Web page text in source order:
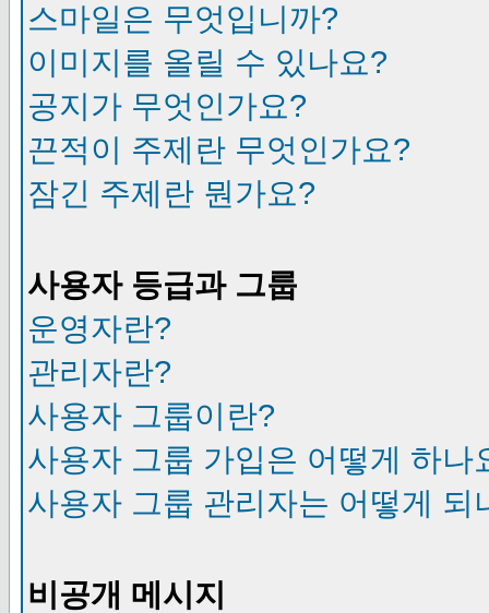
스마일은 무엇입니까?
이미지를 올릴 수 있나요?
공지가 무엇인가요?
끈적이 주제란 무엇인가요?
잠긴 주제란 뭔가요?
사용자 등급과 그룹
운영자란?
관리자란?
사용자 그룹이란?
사용자 그룹 가입은 어떻게 하나
사용자 그룹 관리자는 어떻게 되
비공개 메시지